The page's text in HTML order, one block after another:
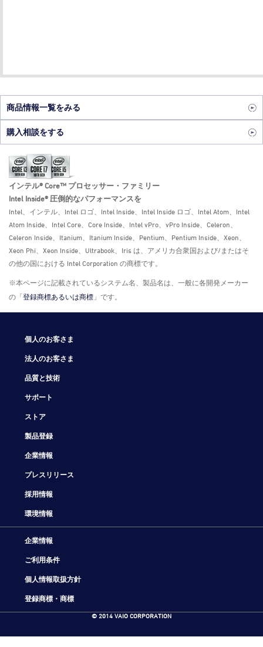
商品情報一覧をみる
購入相談をする
インテル® Core™ プロセッサー・ファミリー
Intel Inside® 圧倒的なパフォーマンスを
Intel、インテル、Intel ロゴ、Intel Inside、Intel Inside ロゴ、Intel Atom、Intel
Atom Inside、Intel Core、Core Inside、Intel vPro、vPro Inside、Celeron、
Celeron Inside、Itanium、Itanium Inside、Pentium、Pentium Inside、Xeon、
Xeon Phi、Xeon Inside、Ultrabook、Iris は、アメリカ合衆国および/またはそ
の他の国における Intel Corporation の商標です。
※本ページに記載されているシステム名、製品名は、一般に各開発メーカー
の「登録商標あるいは商標 」です。
個人のお客さま
法人のお客さま
品質と技術
サポート
ストア
製品登録
企業情報
プレスリリース
採用情報
環境情報
企業情報
ご利用条件
個人情報取扱方針
登録商標・商標
© 2014 VAIO CORPORATION